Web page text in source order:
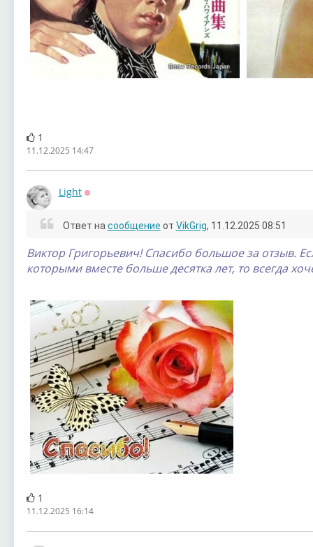
1
11.12.2025 14:47
Light
Ответ на сообщение от VikGrig, 11.12.2025 08:51
Виктор Григорьевич! Спасибо большое за отзыв.
которыми вместе больше десятка лет, то всегда
1
11.12.2025 16:14